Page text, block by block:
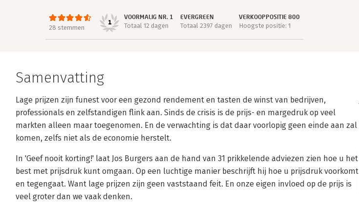
28 stemmen
1
VOORMALIG NR. 1
Totaal 12 dagen
EVERGREEN
Totaal 2397 dagen
VERKOOPPOSITIE 800
Hoogste positie: 1
Samenvatting
Lage prijzen zijn funest voor een gezond rendement en tasten de winst van bedrijven,
professionals en zelfstandigen flink aan. Sinds de crisis is de prijs- en margedruk op veel
markten alleen maar toegenomen. En de verwachting is dat daar voorlopig geen einde aan zal
komen, zelfs niet als de economie herstelt.
In 'Geef nooit korting!' laat Jos Burgers aan de hand van 31 prikkelende adviezen zien hoe u het
best met prijsdruk kunt omgaan. Op een luchtige manier beschrijft hij hoe u prijsdruk voorkomt
en tegengaat. Want lage prijzen zijn geen vaststaand feit. En onze eigen invloed op de prijs is
veel groter dan we vaak denken.